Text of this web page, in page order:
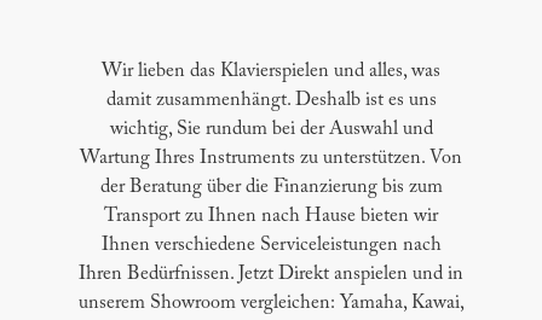
Wir lieben das Klavierspielen und alles, was
damit zusammenhängt. Deshalb ist es uns
wichtig, Sie rundum bei der Auswahl und
Wartung Ihres Instruments zu unterstützen. Von
der Beratung über die Finanzierung bis zum
Transport zu Ihnen nach Hause bieten wir
Ihnen verschiedene Serviceleistungen nach
Ihren Bedürfnissen. Jetzt Direkt anspielen und in
unserem Showroom vergleichen: Yamaha, Kawai,